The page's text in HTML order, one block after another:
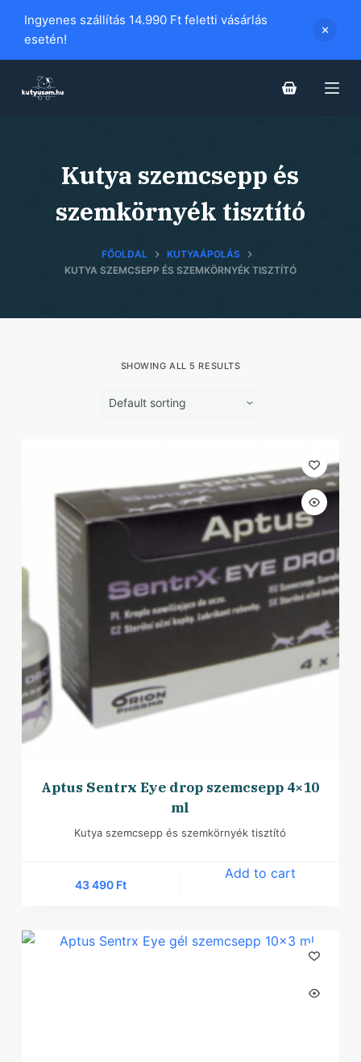
i
Ingyenes szállítás 14.990 Ft feletti vásárlás
esetén!
Kutya szemcsepp és
szemkörnyék tisztító
FŐOLDAL
KUTYAÁPOLÁS
KUTYA SZEMCSEPP ÉS SZEMKÖRNYÉK TISZTÍTÓ
SHOWING ALL 5 RESULTS
Aptus Sentrx Eye drop szemcsepp 4×10
ml
Kutya szemcsepp és szemkörnyék tisztító
43 490 Ft
Add to cart